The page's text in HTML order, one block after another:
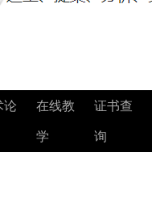
论 在线教
学
证书查
询